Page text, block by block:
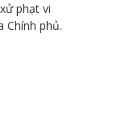
phạt vi
Chính phủ.